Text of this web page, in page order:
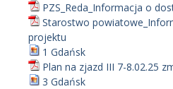
PZS_Reda_Informacja o
Starostwo
projektu
1 Gdańsk
Plan na zjazd III 7-8.02.25
3 Gdańsk